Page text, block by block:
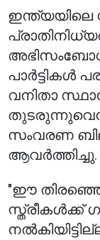
ഇന്ത്യയിലെ
പാർട്ടികൾ
വനിതാ
തുടരുന്നുവെന്ന്
സംവരണ
ആവർത്തിച്ചു.
"ഈ
സ്ത്രീകൾക്ക്